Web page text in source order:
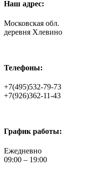
Наш адрес:
Московская обл.
деревня Хлевино
Телефоны:
+7(495)532-79-73
+7(926)362-11-43
График работы:
Ежедневно
09:00 – 19:00